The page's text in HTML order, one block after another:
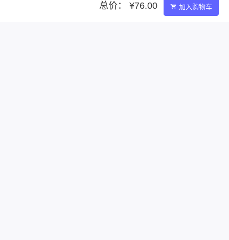
总价： ¥76.00 加入购物车